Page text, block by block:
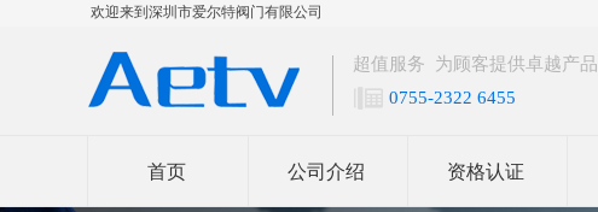
欢迎来到深圳市爱尔特阀门有限公司
超值服务 为顾客提供卓越产品
0755-2322 6455
首页 公司介绍 资格认证